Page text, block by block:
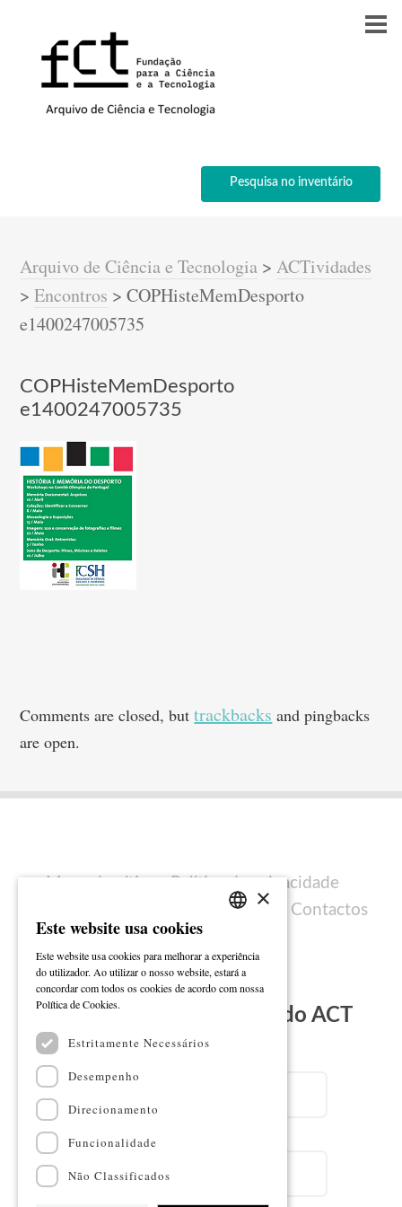
Pesquisa no inventário
Arquivo de Ciência e Tecnologia >ACTividades
>Encontros >COPHisteMemDesporto
e1400247005735
COPHisteMemDesporto
e1400247005735
Comments are closed, buttrackbacks and pingbacks
are open.
Mapa do sítio
Política de privacidade
Ficha técnica Contactos
Subscreva a Newsletter do ACT
ENGLISH
×
Este website usa cookies
Este website usa cookies para melhorar a experiência
do utilizador. Ao utilizar o nosso website, estará a
concordar com todos os cookies de acordo com nossa
Política de Cookies.
Estritamente Necessários
Desempenho
Direcionamento
Funcionalidade
Não Classificados